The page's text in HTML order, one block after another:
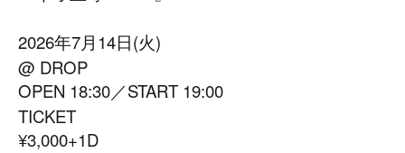
2026年7月14日(火)
@ DROP
OPEN 18:30／START 19:00
TICKET
¥3,000+1D